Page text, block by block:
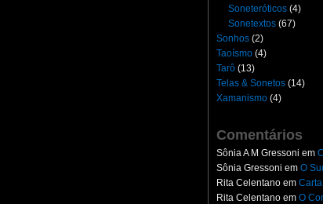
Soneteróticos (4)
Sonetextos (67)
Sonhos (2)
Taoísmo (4)
Tarô (13)
Telas & Sonetos (14)
Xamanismo (4)
Comentários
Sônia A M Gressoni em
Sônia Gressoni em O
Rita Celentano em
Rita Celentano em O